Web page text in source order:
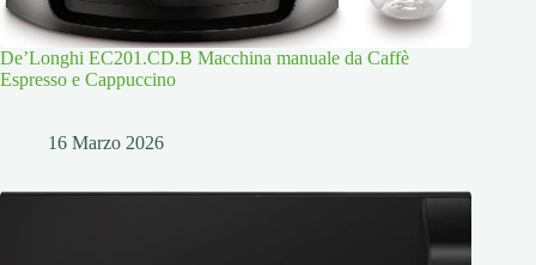
De’Longhi EC201.CD.B Macchina manuale da Caffè
Espresso e Cappuccino
16 Marzo 2026